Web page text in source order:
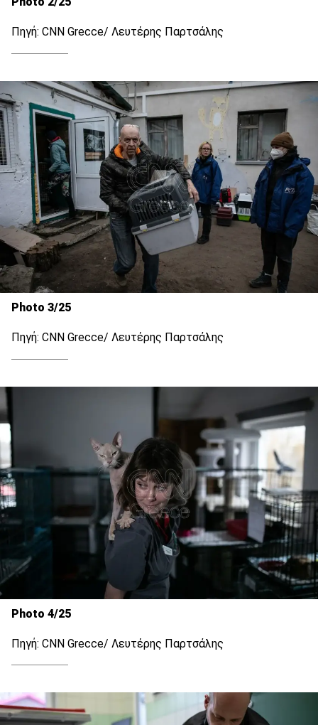
Πηγή: CNN Grecce/ Λευτέρης Παρτσάλης
Photo 3/25
Πηγή: CNN Grecce/ Λευτέρης Παρτσάλης
Photo 4/25
Πηγή: CNN Grecce/ Λευτέρης Παρτσάλης